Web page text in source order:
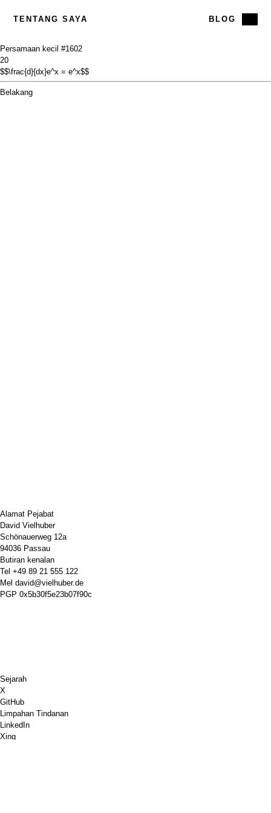
TENTANG SAYA BLOG
Persamaan kecil #1602
20
$$\frac{d}{dx}e^x = e^x$$
Belakang
Alamat Pejabat
David Vielhuber
Schönauerweg 12a
94036 Passau
Butiran kenalan
Tel +49 89 21 555 122
Mel david@vielhuber.de
PGP 0x5b30f5e23b07f90c
Sejarah
X
GitHub
Limpahan Tindanan
LinkedIn
Xing